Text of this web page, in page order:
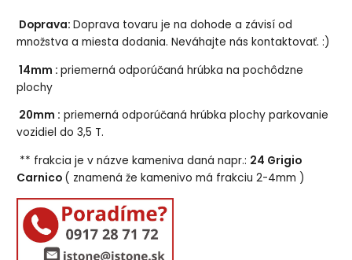
Doprava:Doprava tovaru je na dohode a závisí od
množstva a miesta dodania. Neváhajte nás kontaktovať. :)
14mm :priemerná odporúčaná hrúbka na pochôdzne
plochy
20mm : priemerná odporúčaná hrúbka plochy parkovanie
vozidiel do 3,5 T.
** frakcia je v názve kameniva daná napr.: 24 Grigio
Carnico ( znamená že kamenivo má frakciu 2-4mm )